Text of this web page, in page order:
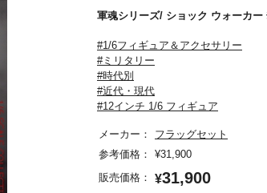
軍魂シリーズ/ ショック ウォーカ
#1/6フィギュア＆アクセサリー
#ミリタリー
#時代別
#近代・現代
#12インチ 1/6 フィギュア
メーカー：
フラッグセット
参考価格：
¥31,900
販売価格：
¥31,900